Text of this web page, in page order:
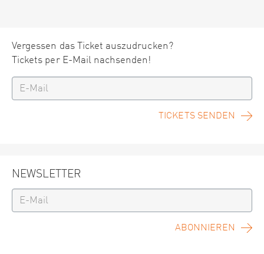
Vergessen das Ticket auszudrucken?
Tickets per E-Mail nachsenden!
TICKETS SENDEN
NEWSLETTER
ABONNIEREN